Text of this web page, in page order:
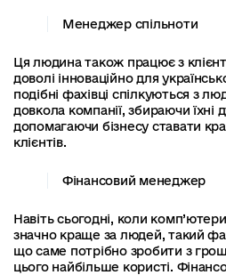
Менеджер спільноти
Ця людина також працює з
доволі інноваційно для
подібні фахівці спілкуються з
довкола компанії, збираючи їхні
допомагаючи бізнесу ставати
клієнтів.
Фінансовий менеджер
Навіть сьогодні, коли
значно краще за людей, такий
що саме потрібно зробити з
цього найбільше користі.